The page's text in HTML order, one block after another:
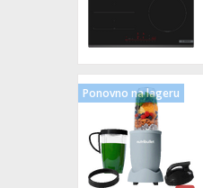
Ponovno na lageru